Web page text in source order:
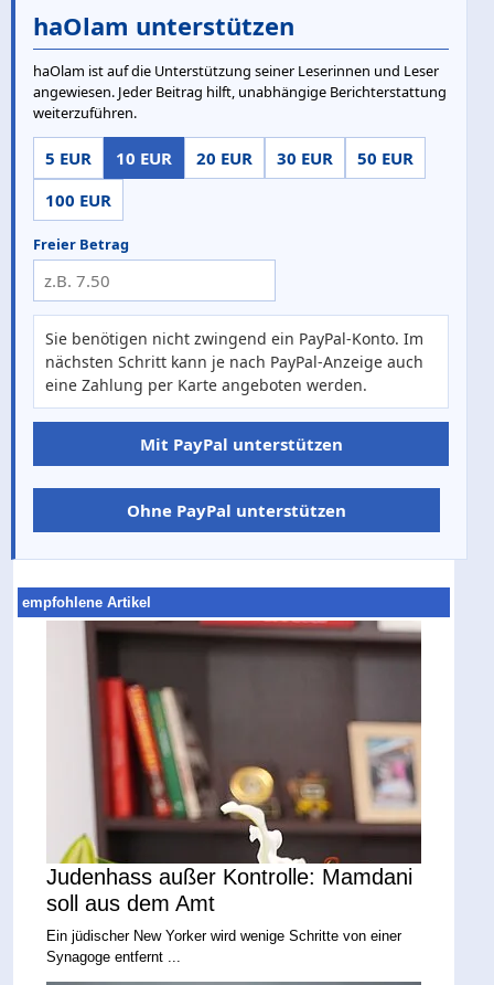
haOlam unterstützen
haOlam ist auf die Unterstützung seiner Leserinnen und Leser
angewiesen. Jeder Beitrag hilft, unabhängige Berichterstattung
weiterzuführen.
5 EUR 10 EUR 20 EUR 30 EUR
50 EUR
100 EUR
Freier Betrag
Sie benötigen nicht zwingend ein PayPal-Konto. Im
nächsten Schritt kann je nach PayPal-Anzeige auch
eine Zahlung per Karte angeboten werden.
Mit PayPal unterstützen
Ohne PayPal unterstützen
empfohlene Artikel
Judenhass außer Kontrolle: Mamdani
soll aus dem Amt
Ein jüdischer New Yorker wird wenige Schritte von einer
Synagoge entfernt ...